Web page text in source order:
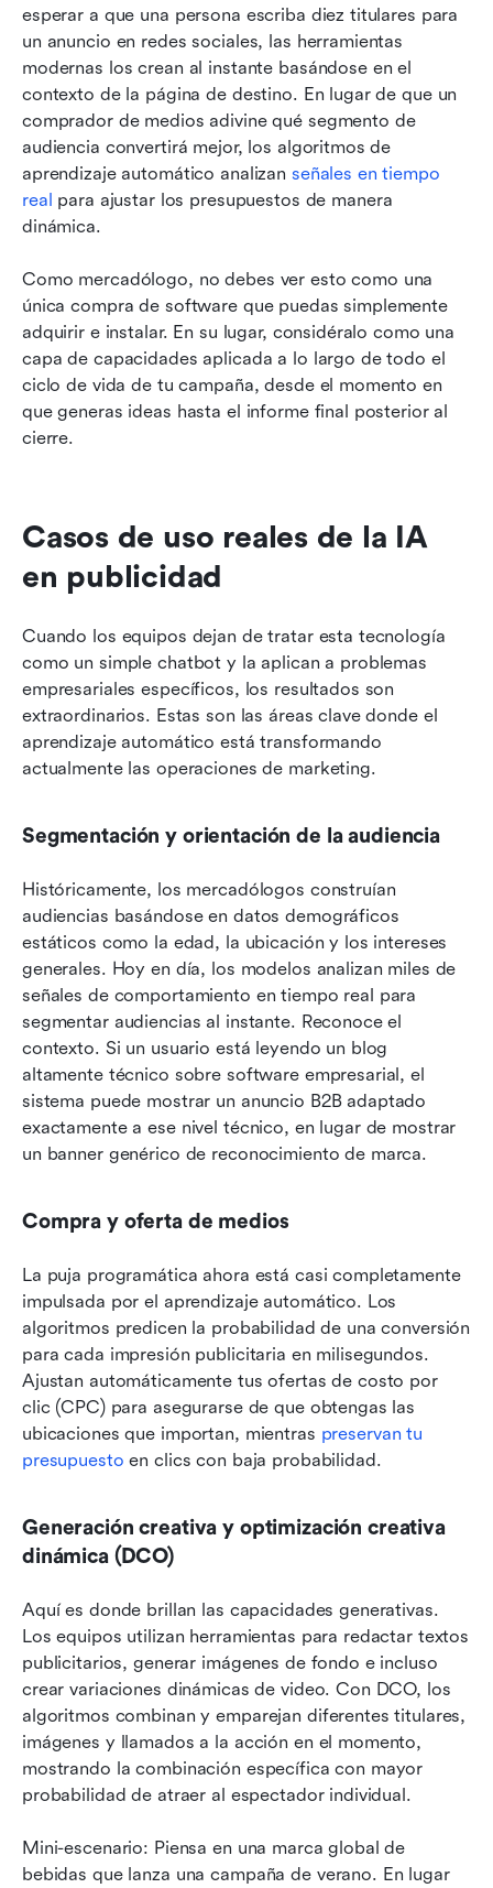
esperar a que una persona escriba diez titulares para
un anuncio en redes sociales, las herramientas
modernas los crean al instante basándose en el
contexto de la página de destino. En lugar de que un
comprador de medios adivine qué segmento de
audiencia convertirá mejor, los algoritmos de
aprendizaje automático analizan señales en tiempo
real para ajustar los presupuestos de manera
dinámica.
Como mercadólogo, no debes ver esto como una
única compra de software que puedas simplemente
adquirir e instalar. En su lugar, considéralo como una
capa de capacidades aplicada a lo largo de todo el
ciclo de vida de tu campaña, desde el momento en
que generas ideas hasta el informe final posterior al
cierre.
Casos de uso reales de la IA
en publicidad
Cuando los equipos dejan de tratar esta tecnología
como un simple chatbot y la aplican a problemas
empresariales específicos, los resultados son
extraordinarios. Estas son las áreas clave donde el
aprendizaje automático está transformando
actualmente las operaciones de marketing.
Segmentación y orientación de la audiencia
Históricamente, los mercadólogos construían
audiencias basándose en datos demográficos
estáticos como la edad, la ubicación y los intereses
generales. Hoy en día, los modelos analizan miles de
señales de comportamiento en tiempo real para
segmentar audiencias al instante. Reconoce el
contexto. Si un usuario está leyendo un blog
altamente técnico sobre software empresarial, el
sistema puede mostrar un anuncio B2B adaptado
exactamente a ese nivel técnico, en lugar de mostrar
un banner genérico de reconocimiento de marca.
Compra y oferta de medios
La puja programática ahora está casi completamente
impulsada por el aprendizaje automático. Los
algoritmos predicen la probabilidad de una conversión
para cada impresión publicitaria en milisegundos.
Ajustan automáticamente tus ofertas de costo por
clic (CPC) para asegurarse de que obtengas las
ubicaciones que importan, mientras preservan tu
presupuesto en clics con baja probabilidad.
Generación creativa y optimización creativa
dinámica (DCO)
Aquí es donde brillan las capacidades generativas.
Los equipos utilizan herramientas para redactar textos
publicitarios, generar imágenes de fondo e incluso
crear variaciones dinámicas de video. Con DCO, los
algoritmos combinan y emparejan diferentes titulares,
imágenes y llamados a la acción en el momento,
mostrando la combinación específica con mayor
probabilidad de atraer al espectador individual.
Mini-escenario: Piensa en una marca global de
bebidas que lanza una campaña de verano. En lugar